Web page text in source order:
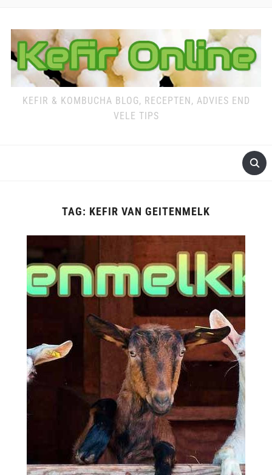
KEFIR & KOMBUCHA BLOG, RECEPTEN, ADVIES END
VELE TIPS
TAG: KEFIR VAN GEITENMELK